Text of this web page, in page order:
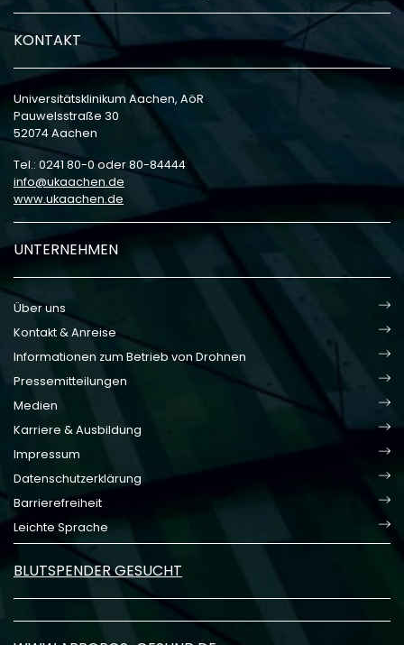
KONTAKT
Universitätsklinikum Aachen, AöR
Pauwelsstraße 30
52074 Aachen
Tel.: 0241 80-0 oder 80-84444
info
ukaachen de
www.ukaachen.de
UNTERNEHMEN
Über uns
Kontakt & Anreise
Informationen zum Betrieb von Drohnen
Pressemitteilungen
Medien
Karriere & Ausbildung
Impressum
Datenschutzerklärung
Barrierefreiheit
Leichte Sprache
BLUTSPENDER GESUCHT